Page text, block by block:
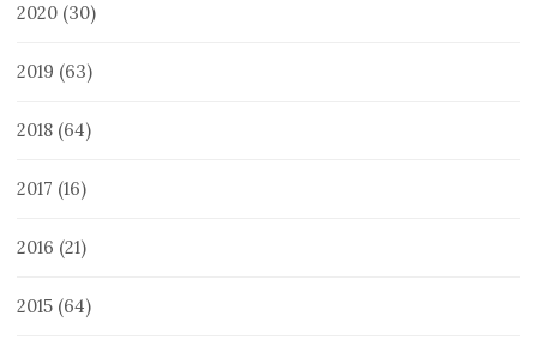
2020 (30)
2019 (63)
2018 (64)
2017 (16)
2016 (21)
2015 (64)